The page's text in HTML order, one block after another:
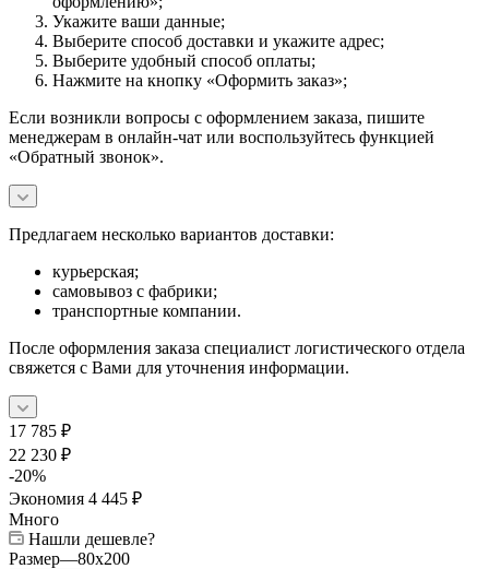
Укажите ваши данные;
Выберите способ доставки и укажите адрес;
Выберите удобный способ оплаты;
Нажмите на кнопку «Оформить заказ»;
Если возникли вопросы с оформлением заказа, пишите
менеджерам в онлайн-чат или воспользуйтесь функцией
«Обратный звонок».
Предлагаем несколько вариантов доставки:
курьерская;
самовывоз с фабрики;
транспортные компании.
После оформления заказа специалист логистического отдела
свяжется с Вами для уточнения информации.
17 785 ₽
22 230 ₽
-20%
Экономия 4 445 ₽
Много
Нашли дешевле?
Размер—80x200